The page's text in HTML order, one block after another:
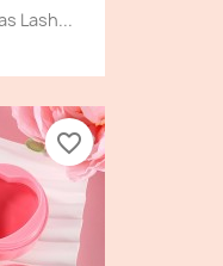
Lash...
favorite_border